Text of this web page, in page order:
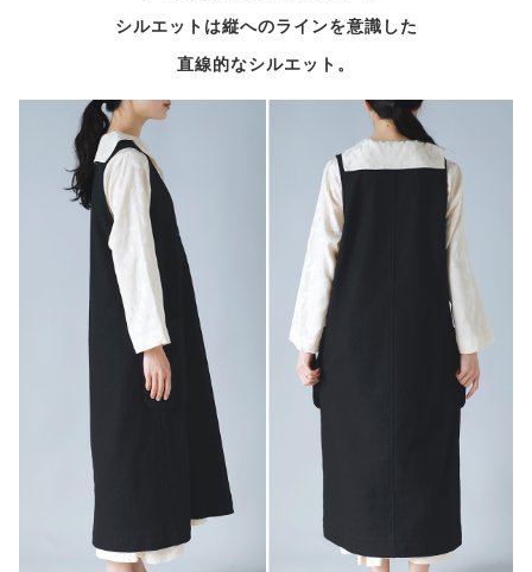
シルエットは縦へのラインを意識した
直線的なシルエット。